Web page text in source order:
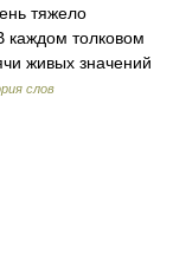
тяжело
каждом толковом
живых значений
слов